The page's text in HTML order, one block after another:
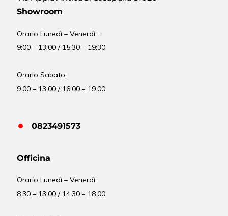
Showroom
Orario Lunedì – Venerdì :
9:00 – 13:00 / 15:30 – 19:30
Orario Sabato:
9:00 – 13:00 / 16:00 – 19:00
0823491573
Officina
OrarioLunedì – Venerdì:
8:30 – 13:00 / 14:30 – 18:00